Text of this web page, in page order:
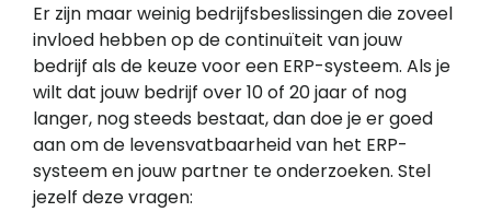
Er zijn maar weinig bedrijfsbeslissingen die zoveel
invloed hebben op de continuïteit van jouw
bedrijf als de keuze voor een ERP-systeem. Als je
wilt dat jouw bedrijf over 10 of 20 jaar of nog
langer, nog steeds bestaat, dan doe je er goed
aan om de levensvatbaarheid van het ERP-
systeem en jouw partner te onderzoeken. Stel
jezelf deze vragen: